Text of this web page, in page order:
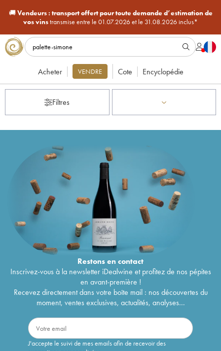
🚚Vendeurs : transport offert pour toute demande d’estimation de
vos vinstransmise entre le 01.07.2026 et le 31.08.2026 inclus*
Acheter VENDRE Cote Encyclopédie
Filtres
Restons encontact
Inscrivez-vous à la newsletter iDealwine et profitez de nos pépites
en avant-première !
Recevez directement dans votre boîte mail : nos découvertes du
moment, ventes exclusives, actualités, analyses...
J'accepte le suivi de mes emails afin de recevoir des